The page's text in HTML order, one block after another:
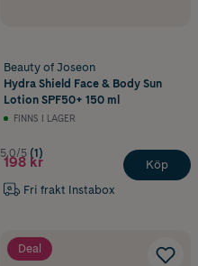
Beauty of Joseon
Hydra Shield Face & Body Sun
Lotion SPF50+ 150 ml
FINNS I LAGER
5.0/5 (1)
198 kr
Fri frakt Instabox
Köp
Deal